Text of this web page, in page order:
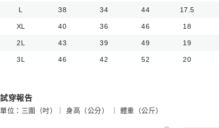
L 38 34 44 17.5
XL 40 36 46 18
2L 43 39 49 19
3L 46 42 52 20
試穿報告
單位：三圍（吋）｜ 身高（公分） ｜ 體重（公斤）